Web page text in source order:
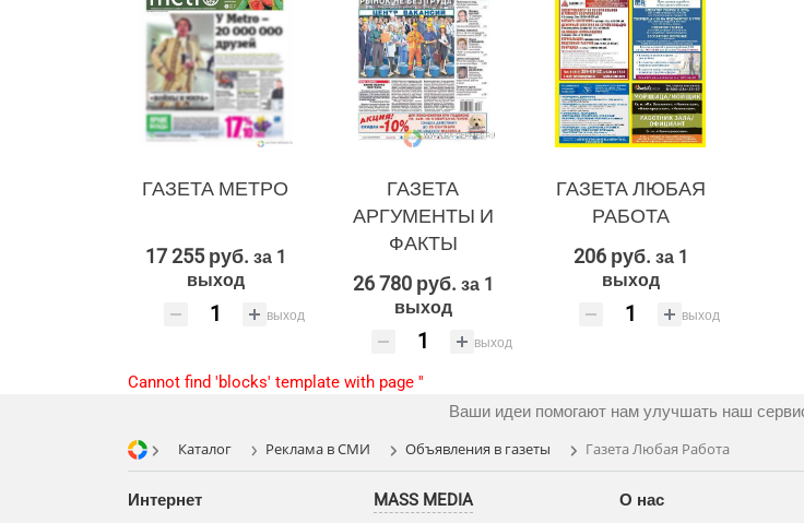
ГАЗЕТА МЕТРО
17 255 руб. за 1
выход
выход
ГАЗЕТА
АРГУМЕНТЫ И
ФАКТЫ
26 780 руб. за 1
выход
выход
ГАЗЕТА ЛЮБАЯ
РАБОТА
206 руб. за 1
выход
выход
Cannot find 'blocks' template with page ''
Ваши идеи помогают нам улучшать наш
Каталог Реклама в СМИ Объявления в газеты Газета Любая Работа
Интернет MASS MEDIA О нас